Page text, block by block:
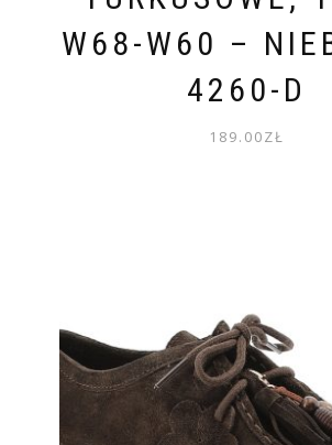
W68-W60 –
4260-D
189.00ZŁ